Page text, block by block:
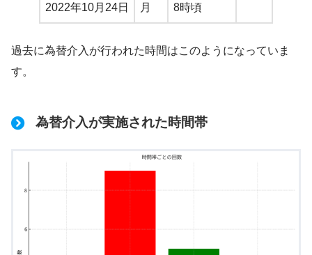
2022年10月24日 月 8時頃
過去に為替介入が行われた時間はこのようになっていま
す。
為替介入が実施された時間帯